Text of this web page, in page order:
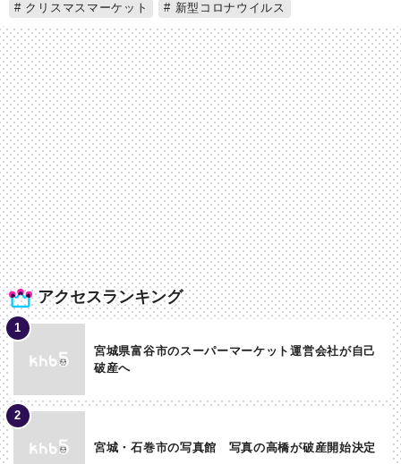
アクセスランキング
宮城県富谷市のスーパーマーケット運営会社が自己
破産へ
宮城・石巻市の写真館 写真の高橋が破産開始決定
クリスマスマーケット
新型コロナウイルス